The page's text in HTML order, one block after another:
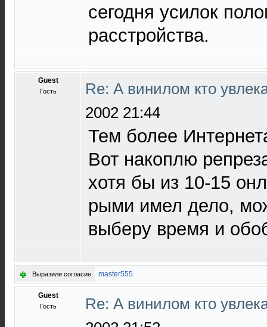
сегодня усилок
расстройства.
Guest
Гость
Re: А винилом кто
2002 21:44
Тем более
Вот накоплю
хотя бы из 10-15
рыми имел дело,
выберу время и
Выразили согласие: master555
Guest
Гость
Re: А винилом кто